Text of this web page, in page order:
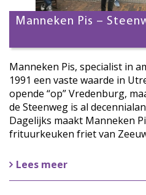
Manneken Pis –
Manneken Pis, specialist in
1991 een vaste waarde in
opende “op” Vredenburg,
de Steenweg is al
Dagelijks maakt Manneken
frituurkeuken friet van
Lees meer